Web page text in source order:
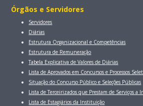
Órgãos e Servidores
Servidores
Diárias
Estrutura Organizacional e Competências
Estrutura de Remuneração
Tabela Explicativa de Valores de Diárias
Lista de Aprovados em Concursos e Processos
Situação do Concurso Público e Seleções Públicas
Lista de Terceirizados que Prestam de Serviços a
Lista de Estagiários da Instituição